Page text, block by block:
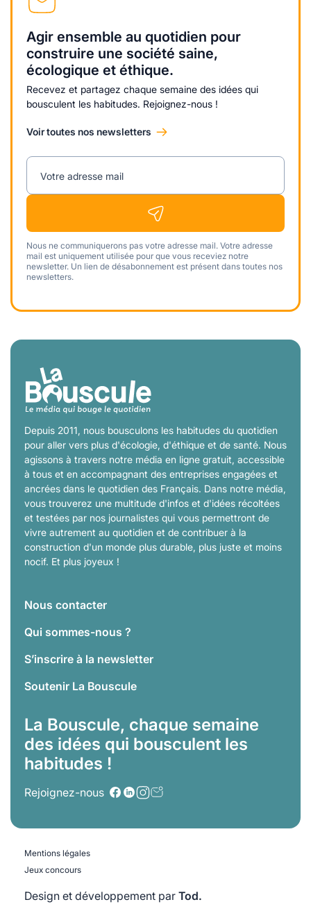
Agir ensemble au quotidien pour
construire une société saine,
écologique et éthique.
Recevez et partagez chaque semaine des idées qui
bousculent les habitudes. Rejoignez-nous !
Voir toutes nos newsletters
Votre adresse mail
Nous ne communiquerons pas votre adresse mail. Votre adresse
mail est uniquement utilisée pour que vous receviez notre
newsletter. Un lien de désabonnement est présent dans toutes nos
newsletters.
Depuis 2011, nous bousculons les habitudes du quotidien
pour aller vers plus d'écologie, d'éthique et de santé. Nous
agissons à travers notre média en ligne gratuit, accessible
à tous et en accompagnant des entreprises engagées et
ancrées dans le quotidien des Français. Dans notre média,
vous trouverez une multitude d'infos et d'idées récoltées
et testées par nos journalistes qui vous permettront de
vivre autrement au quotidien et de contribuer à la
construction d'un monde plus durable, plus juste et moins
nocif. Et plus joyeux !
Nous contacter
Qui sommes-nous ?
S’inscrire à la newsletter
Soutenir La Bouscule
La Bouscule, chaque semaine
des idées qui bousculent les
habitudes !
Rejoignez-nous
Mentions légales
Jeux concours
Design et développement par Tod.